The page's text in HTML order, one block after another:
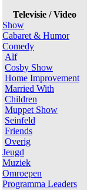
Televisie / Video
Show
Cabaret & Humor
Comedy
Alf
Cosby Show
Home Improvement
Married With
Children
Muppet Show
Seinfeld
Friends
Overig
Jeugd
Muziek
Omroepen
Programma Leaders